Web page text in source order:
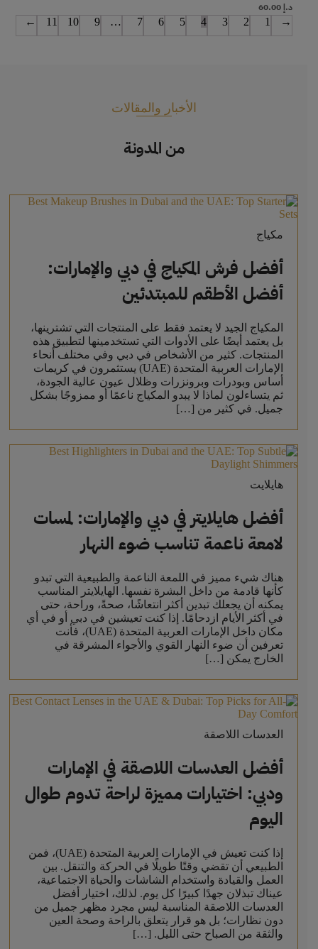
د.إ60.00
→
1
2
3
4
5
6
7
…
9
10
11
←
الأخبار والمقالات
من المدونة
مكياج
أفضل فرش المكياج في دبي والإمارات:
أفضل الأطقم للمبتدئين
المكياج الجيد لا يعتمد فقط على المنتجات التي تشترينها،
بل يعتمد أيضًا على الأدوات التي تستخدمينها لتطبيق هذه
المنتجات. كثير من الأشخاص في دبي وفي مختلف أنحاء
الإمارات العربية المتحدة (UAE) يستثمرون في كريمات
أساس وبودرات وبرونزرات وظلال عيون عالية الجودة،
ثم يتساءلون لماذا لا يبدو المكياج ناعمًا أو ممزوجًا بشكل
جميل. في كثير من […]
هايلايت
أفضل هايلايتر في دبي والإمارات: لمسات
لامعة ناعمة تناسب ضوء النهار
هناك شيء مميز في اللمعة الناعمة والطبيعية التي تبدو
كأنها قادمة من داخل البشرة نفسها. الهايلايتر المناسب
يمكنه أن يجعلك تبدين أكثر انتعاشًا، صحةً، وراحة، حتى
في أكثر الأيام ازدحامًا. إذا كنت تعيشين في دبي أو في أي
مكان داخل الإمارات العربية المتحدة (UAE)، فأنت
تعرفين أن ضوء النهار القوي والأجواء المشرقة في
الخارج يمكن […]
العدسات اللاصقة
أفضل العدسات اللاصقة في الإمارات
ودبي: اختيارات مميزة لراحة تدوم طوال
اليوم
إذا كنت تعيش في الإمارات العربية المتحدة (UAE)، فمن
الطبيعي أن تقضي وقتًا طويلًا في الحركة والتنقل. بين
العمل والقيادة واستخدام الشاشات والحياة الاجتماعية،
عيناك تبذلان جهدًا كبيرًا كل يوم. لذلك، اختيار أفضل
العدسات اللاصقة المناسبة ليس مجرد مظهر جميل من
دون نظارات؛ بل هو قرار يتعلق بالراحة وصحة العين
والثقة من الصباح حتى الليل. […]